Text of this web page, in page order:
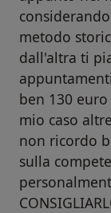
metodo
dall'altra ti
ben 130
mio caso
non ricordo
sulla